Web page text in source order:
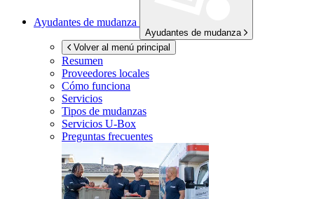
Ayudantes de mudanza
Ayudantes de mudanza
Volver al menú principal
Resumen
Proveedores locales
Cómo funciona
Servicios
Tipos de mudanzas
Servicios U-Box
Preguntas frecuentes